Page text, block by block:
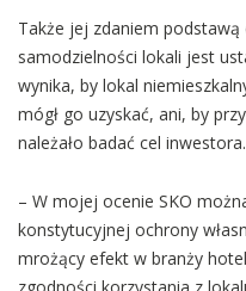
Także jej zdaniem
samodzielności lokali jest
wynika, by lokal
mógł go uzyskać, ani, by
należało badać cel inwestora.
– W mojej ocenie SKO
konstytucyjnej ochrony
mrożący efekt w branży
zgodności korzystania z